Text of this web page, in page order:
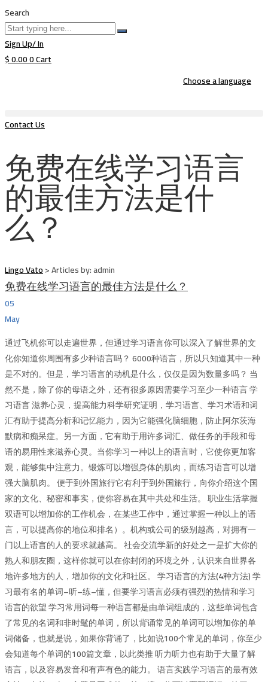
Search
Sign Up/ In
$0.000Cart
Choose a language
Contact Us
免费在线学习语言
的最佳方法是什
么？
Lingo Vato>Articles by: admin
免费在线学习语言的最佳方法是什么？
05
May
通过飞机你可以走遍世界，但通过学习语言你可以深入了解世界的文
化你知道你周围有多少种语言吗？ 6000种语言，所以只知道其中一种
是不对的。但是，学习语言的动机是什么，仅仅是因为数量多吗？ 当
然不是，除了你的母语之外，还有很多原因需要学习至少一种语言 学
习语言 滋养心灵，提高能力科学研究证明，学习语言、学习术语和词
汇有助于提高分析和记忆能力，因为它能强化脑细胞，防止阿尔茨海
默病和痴呆症。另一方面，它有助于用许多词汇、做任务的手段和母
语的易用性来滋养心灵。当你学习一种以上的语言时，它使你更加客
观，能够集中注意力。锻炼可以增强身体的肌肉，而练习语言可以增
强大脑肌肉。 便于到外国旅行它有利于到外国旅行，向你介绍这个国
家的文化、秘密和事实，使你容易在其中共处和生活。 职业生活掌握
双语可以增加你的工作机会，在某些工作中，通过掌握一种以上的语
言，可以提高你的地位和排名）。机构或公司的级别越高，对拥有一
门以上语言的人的要求就越高。 社会交流学新的好处之一是扩大你的
熟人和朋友圈，这样你就可以在你封闭的环境之外，认识来自世界各
地许多地方的人，增加你的文化和社区。 学习语言的方法(4种方法) 学
习最有名的单词–听–练–懂，但要学习语言必须有强烈的热情和学习
语言的欲望 学习常用词每一种语言都是由单词组成的，这些单词包含
了常见的名词和非时髦的单词，所以背诵常见的单词可以增加你的单
词储备，也就是说，如果你背诵了，比如说100个常见的单词，你至少
会知道每个单词的100篇文章，以此类推 听力听力也有助于大量了解
语言，以及容易发音和有声有色的能力。 语言实践学习语言的最有效